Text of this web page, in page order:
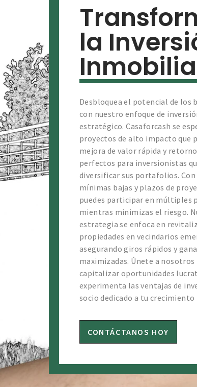
la
Desbloquea el potencial de los
con nuestro enfoque de
estratégico. Casaforcash se
proyectos de alto impacto que
mejora de valor rápida y
perfectos para inversionistas
diversificar sus portafolios.
mínimas bajas y plazos de
puedes participar en múltiples
mientras minimizas el riesgo.
estrategia se enfoca en
propiedades en vecindarios
asegurando giros rápidos y
maximizadas. Únete a nosotros
capitalizar oportunidades
experimenta las ventajas de
socio dedicado a tu
CONTÁCTANOS HOY